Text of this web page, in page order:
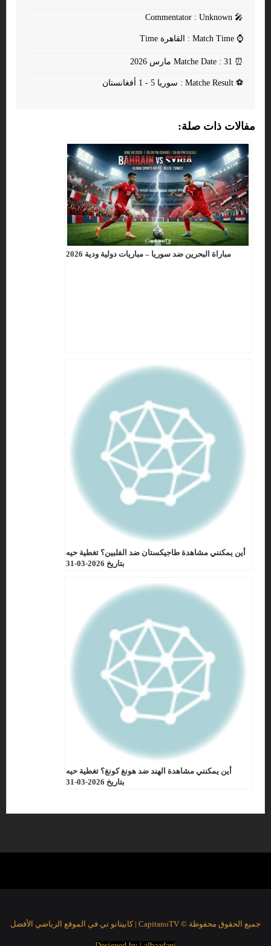
🎤
⌚
⏰
⚽
مفالات ذات صلة:
مباراة البحرين ضد سوريا – مباريات دولية ودية 2026
أين يمكنني مشاهدة طاجيكستان ضد الفلبين؟ تغطية حيه
بتاريخ 2026-03-31
أين يمكنني مشاهدة الهند ضد هونغ كونغ؟ تغطية حيه
بتاريخ 2026-03-31
جميع الحقوق محفوظة © CapitanoTV | كابيتانو تي في الموقع الرياضي الأفضل